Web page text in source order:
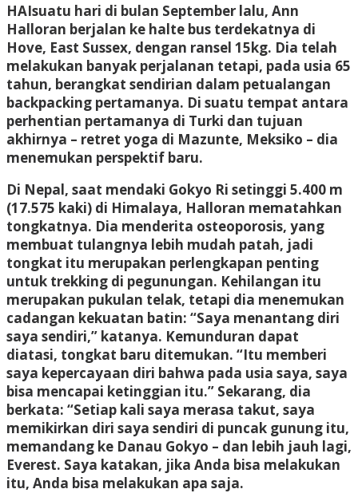
HAIsuatu hari di bulan September lalu, Ann
Halloran berjalan ke halte bus terdekatnya di
Hove, East Sussex, dengan ransel 15kg. Dia telah
melakukan banyak perjalanan tetapi, pada usia 65
tahun, berangkat sendirian dalam petualangan
backpacking pertamanya. Di suatu tempat antara
perhentian pertamanya di Turki dan tujuan
akhirnya – retret yoga di Mazunte, Meksiko – dia
menemukan perspektif baru.
Di Nepal, saat mendaki Gokyo Ri setinggi 5.400 m
(17.575 kaki) di Himalaya, Halloran mematahkan
tongkatnya. Dia menderita osteoporosis, yang
membuat tulangnya lebih mudah patah, jadi
tongkat itu merupakan perlengkapan penting
untuk trekking di pegunungan. Kehilangan itu
merupakan pukulan telak, tetapi dia menemukan
cadangan kekuatan batin: “Saya menantang diri
saya sendiri,” katanya. Kemunduran dapat
diatasi, tongkat baru ditemukan. “Itu memberi
saya kepercayaan diri bahwa pada usia saya, saya
bisa mencapai ketinggian itu.” Sekarang, dia
berkata: “Setiap kali saya merasa takut, saya
memikirkan diri saya sendiri di puncak gunung itu,
memandang ke Danau Gokyo – dan lebih jauh lagi,
Everest. Saya katakan, jika Anda bisa melakukan
itu, Anda bisa melakukan apa saja.